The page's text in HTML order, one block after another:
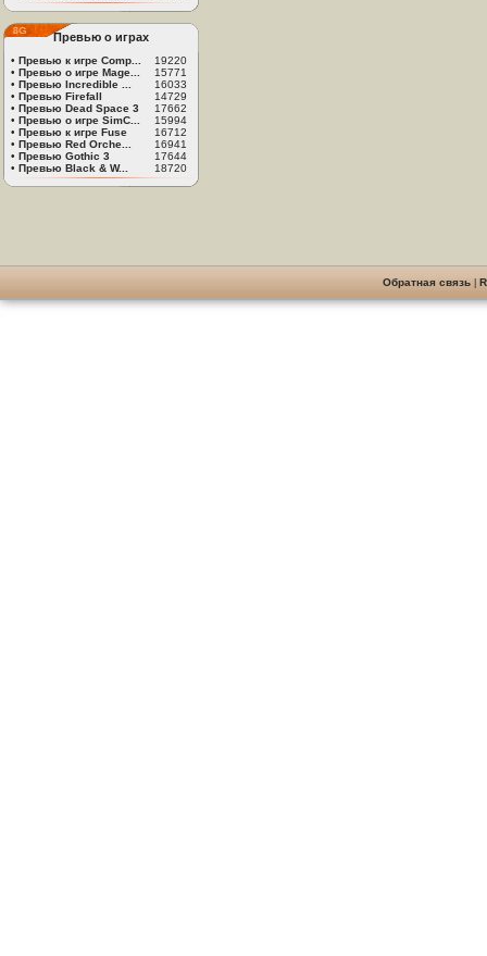
Превью о играх
• Превью к игре Comp...
19220
• Превью о игре Mage...
15771
• Превью Incredible ...
16033
• Превью Firefall
14729
• Превью Dead Space 3
17662
• Превью о игре SimC...
15994
• Превью к игре Fuse
16712
• Превью Red Orche...
16941
• Превью Gothic 3
17644
• Превью Black & W... 18720
Обратная связь